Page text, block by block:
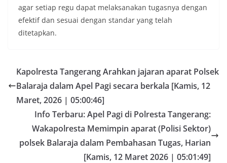
agar setiap regu dapat melaksanakan tugasnya dengan
efektif dan sesuai dengan standar yang telah
ditetapkan.
Kapolresta Tangerang Arahkan jajaran aparat Polsek
Balaraja dalam Apel Pagi secara berkala [Kamis, 12
Maret, 2026 | 05:00:46]
Info Terbaru: Apel Pagi di Polresta Tangerang:
Wakapolresta Memimpin aparat (Polisi Sektor)
polsek Balaraja dalam Pembahasan Tugas, Harian
[Kamis, 12 Maret 2026 | 05:01:49]